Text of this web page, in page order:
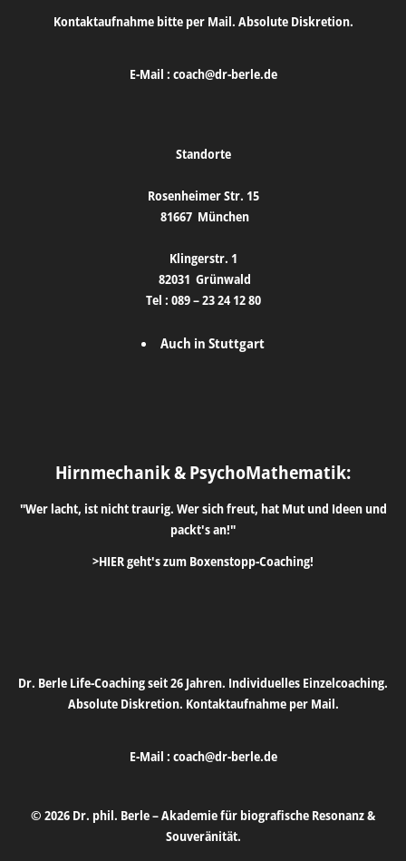
Kontaktaufnahme bitte per Mail. Absolute Diskretion.
E-Mail : coach@dr-berle.de
Standorte
Rosenheimer Str. 15
81667 München
Klingerstr. 1
82031 Grünwald
Tel : 089 – 23 24 12 80
Auch in Stuttgart
Hirnmechanik & PsychoMathematik:
"Wer lacht, ist nicht traurig. Wer sich freut, hat Mut und Ideen und
packt's an!"
>HIER geht's zum Boxenstopp-Coaching!
Dr. Berle Life-Coaching seit 26 Jahren. Individuelles Einzelcoaching.
Absolute Diskretion. Kontaktaufnahme per Mail.
E-Mail : coach@dr-berle.de
© 2026 Dr. phil. Berle – Akademie für biografische Resonanz &
Souveränität.